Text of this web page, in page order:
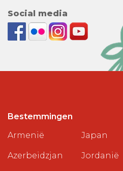
Social media
Bestemmingen
Armenië
Azerbeidzjan
Japan
Jordanië